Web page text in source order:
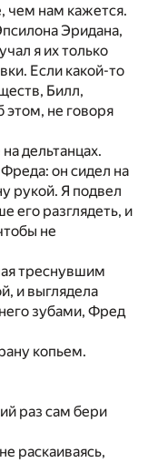
чем нам кажется.
Эридана,
я их только
Если какой-то
Билл,
этом, не говоря
дельтанцах.
он сидел на
рукой. Я подвел
его разглядеть, и
не
треснувшим
и выглядела
зубами, Фред
копьем.
раз сам бери
раскаиваясь,